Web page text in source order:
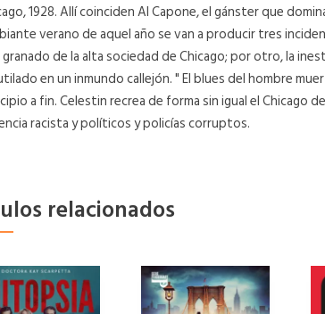
1928. Allí coinciden Al Capone, el gánster que
verano de aquel año se van a producir tres
granado de la alta sociedad de Chicago; por otro, la
en un inmundo callejón. " El blues del hombre
a fin. Celestin recrea de forma sin igual el Chicago
racista y políticos y policías corruptos.
relacionados